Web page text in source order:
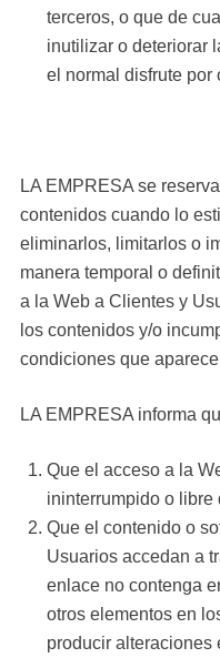
terceros, o que de
inutilizar o deteriorar
el normal disfrute por
LA EMPRESA se
contenidos cuando lo
eliminarlos, limitarlos o
manera temporal o
a la Web a Clientes y
los contenidos y/o
condiciones que
LA EMPRESA informa
Que el acceso a la
ininterrumpido o libre
Que el contenido o
Usuarios accedan a
enlace no contenga
otros elementos en
producir alteraciones